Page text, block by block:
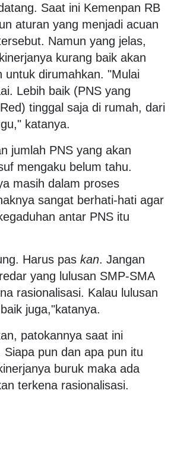
Saat ini Kemenpan RB
aturan yang menjadi acuan
Namun yang jelas,
kurang baik akan
untuk dirumahkan.‬ "Mulai
Lebih baik (PNS yang
tinggal saja di rumah, dari
katanya.‬
jumlah PNS yang akan
mengaku belum tahu.
masih dalam proses
sangat berhati-hati agar
antar PNS itu
Harus pas kan. Jangan
yang lulusan SMP-SMA
rasionalisasi. Kalau lulusan
baik juga,"katanya.‬
patokannya saat ini
Siapa pun dan apa pun itu
buruk maka ada
terkena rasionalisasi.